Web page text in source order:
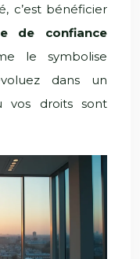
c’est bénéficier
de confiance
le symbolise
dans un
vos droits sont